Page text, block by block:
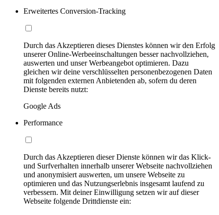
Erweitertes Conversion-Tracking
Durch das Akzeptieren dieses Dienstes können wir den Erfolg
unserer Online-Werbeeinschaltungen besser nachvollziehen,
auswerten und unser Werbeangebot optimieren. Dazu
gleichen wir deine verschlüsselten personenbezogenen Daten
mit folgenden externen Anbietenden ab, sofern du deren
Dienste bereits nutzt:
Google Ads
Performance
Durch das Akzeptieren dieser Dienste können wir das Klick-
und Surfverhalten innerhalb unserer Webseite nachvollziehen
und anonymisiert auswerten, um unsere Webseite zu
optimieren und das Nutzungserlebnis insgesamt laufend zu
verbessern. Mit deiner Einwilligung setzen wir auf dieser
Webseite folgende Drittdienste ein: